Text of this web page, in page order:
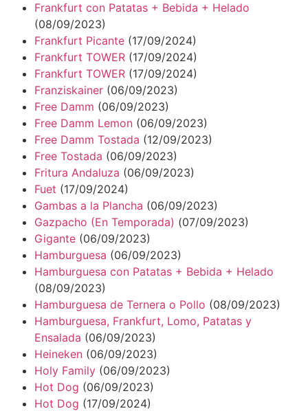
Frankfurt con Patatas + Bebida + Helado
(08/09/2023)
Frankfurt Picante (17/09/2024)
Frankfurt TOWER (17/09/2024)
Frankfurt TOWER (17/09/2024)
Franziskainer (06/09/2023)
Free Damm (06/09/2023)
Free Damm Lemon (06/09/2023)
Free Damm Tostada (12/09/2023)
Free Tostada (06/09/2023)
Fritura Andaluza (06/09/2023)
Fuet (17/09/2024)
Gambas a la Plancha (06/09/2023)
Gazpacho (En Temporada) (07/09/2023)
Gigante (06/09/2023)
Hamburguesa (06/09/2023)
Hamburguesa con Patatas + Bebida + Helado
(08/09/2023)
Hamburguesa de Ternera o Pollo (08/09/2023)
Hamburguesa, Frankfurt, Lomo, Patatas y
Ensalada (06/09/2023)
Heineken (06/09/2023)
Holy Family (06/09/2023)
Hot Dog (06/09/2023)
Hot Dog (17/09/2024)